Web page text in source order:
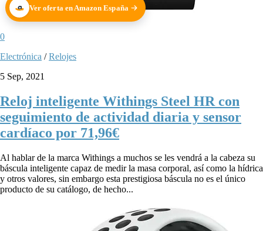
Ver oferta en Amazon España
0
Electrónica /Relojes
5 Sep, 2021
Reloj inteligente Withings Steel HR con
seguimiento de actividad diaria y sensor
cardíaco por 71,96€
Al hablar de la marca Withings a muchos se les vendrá a la cabeza su
báscula inteligente capaz de medir la masa corporal, así como la hídrica
y otros valores, sin embargo esta prestigiosa báscula no es el único
producto de su catálogo, de hecho...